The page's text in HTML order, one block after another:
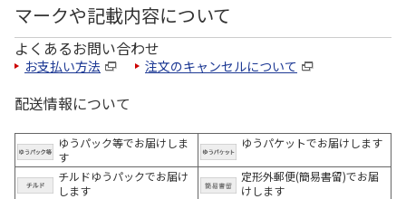
マークや記載内容について
よくあるお問い合わせ
お支払い方法 注文のキャンセルについて
配送情報について
ゆうパック等でお届けしま
す
ゆうパケットでお届けします
チルドゆうパックでお届け
します
定形外郵便(簡易書留)でお届
けします